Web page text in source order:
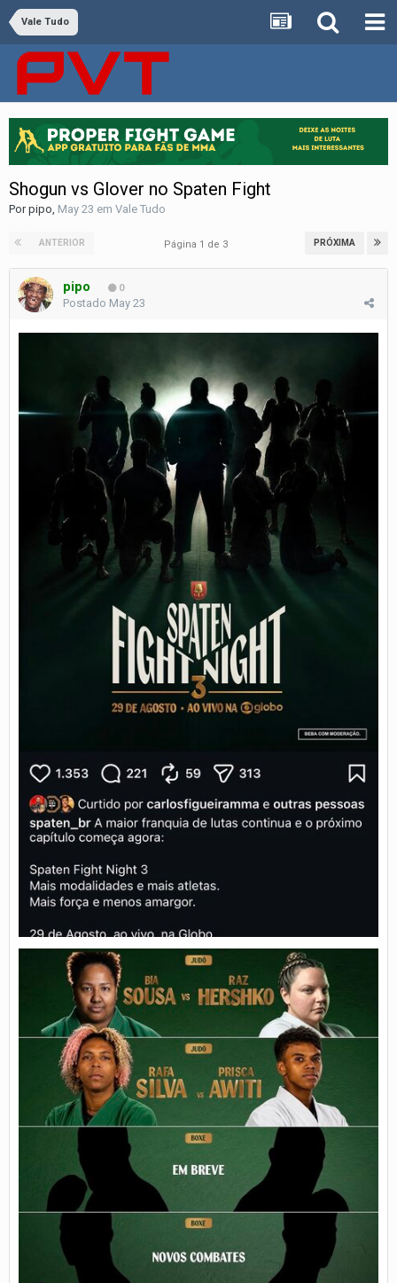
Vale Tudo
Shogun vs Glover no Spaten Fight
Porpipo May 23 em Vale Tudo
ANTERIOR PRÓXIMA
Página 1 de 3
pipo 0
Postado May 23